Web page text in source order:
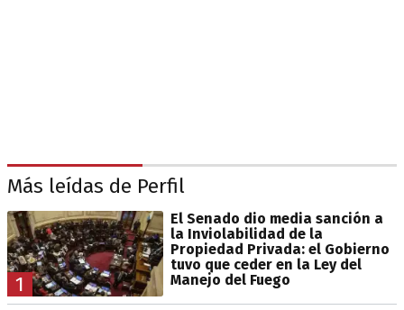
Más leídas de Perfil
1
El Senado dio media sanción a
la Inviolabilidad de la
Propiedad Privada: el Gobierno
tuvo que ceder en la Ley del
Manejo del Fuego